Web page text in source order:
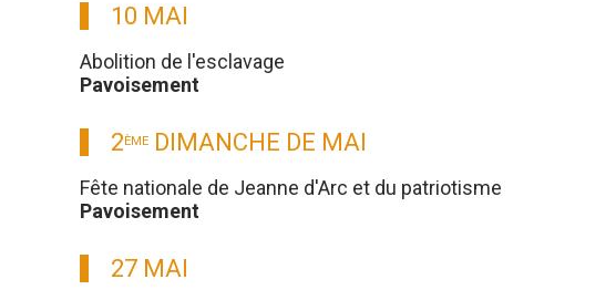
10 MAI
Abolition de l'esclavage
Pavoisement
2ÈME DIMANCHE DE MAI
Fête nationale de Jeanne d'Arc et du patriotisme
Pavoisement
27 MAI